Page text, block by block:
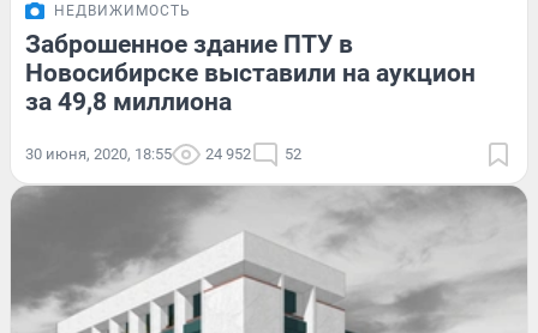
НЕДВИЖИМОСТЬ
Заброшенное здание ПТУ в
Новосибирске выставили на аукцион
за 49,8 миллиона
30 июня, 2020, 18:55 24 952 52